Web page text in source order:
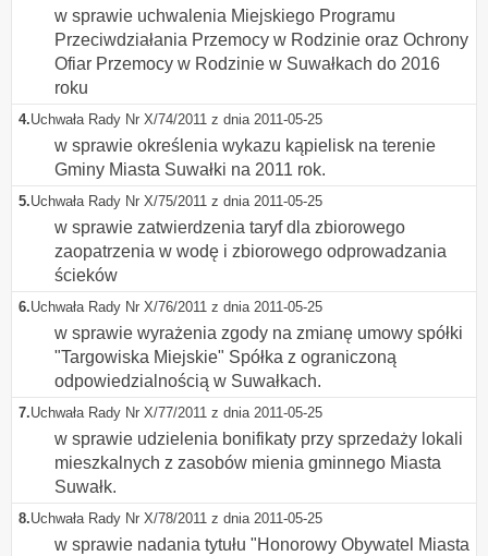
w sprawie uchwalenia Miejskiego Programu
Przeciwdziałania Przemocy w Rodzinie oraz Ochrony
Ofiar Przemocy w Rodzinie w Suwałkach do 2016
roku
4.Uchwała Rady Nr X/74/2011 z dnia 2011-05-25
w sprawie określenia wykazu kąpielisk na terenie
Gminy Miasta Suwałki na 2011 rok.
5.Uchwała Rady Nr X/75/2011 z dnia 2011-05-25
w sprawie zatwierdzenia taryf dla zbiorowego
zaopatrzenia w wodę i zbiorowego odprowadzania
ścieków
6.Uchwała Rady Nr X/76/2011 z dnia 2011-05-25
w sprawie wyrażenia zgody na zmianę umowy spółki
"Targowiska Miejskie" Spółka z ograniczoną
odpowiedzialnością w Suwałkach.
7.Uchwała Rady Nr X/77/2011 z dnia 2011-05-25
w sprawie udzielenia bonifikaty przy sprzedaży lokali
mieszkalnych z zasobów mienia gminnego Miasta
Suwałk.
8.Uchwała Rady Nr X/78/2011 z dnia 2011-05-25
w sprawie nadania tytułu "Honorowy Obywatel Miasta